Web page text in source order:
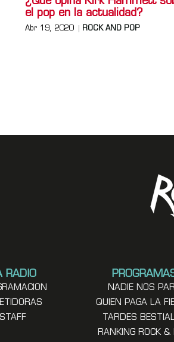
el pop en la actualidad?
Abr 19, 2020 ROCK AND POP
RADIO
STAFF
NADIE NOS
QUIEN PAGA LA
TARDES
RANKING ROCK &